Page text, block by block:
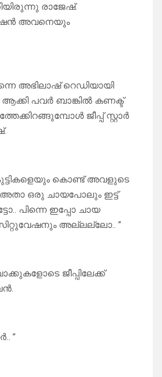
രാജേഷ്.
അവനെയും
അഭിലാഷ് റെഡിയായി
പവർ ബാങ്കിൽ കണക്ട്
ജീപ്പ് സ്റ്റാർ
കൊണ്ട് അവളുടെ
അതാ ഒരു ചായപോലും ഇട്ട്
പിന്നെ ഇപ്പോ ചായ
സിറ്റുവേഷനും അല്ലല്ലോ.. ”
ജീപ്പിലേക്ക്
”